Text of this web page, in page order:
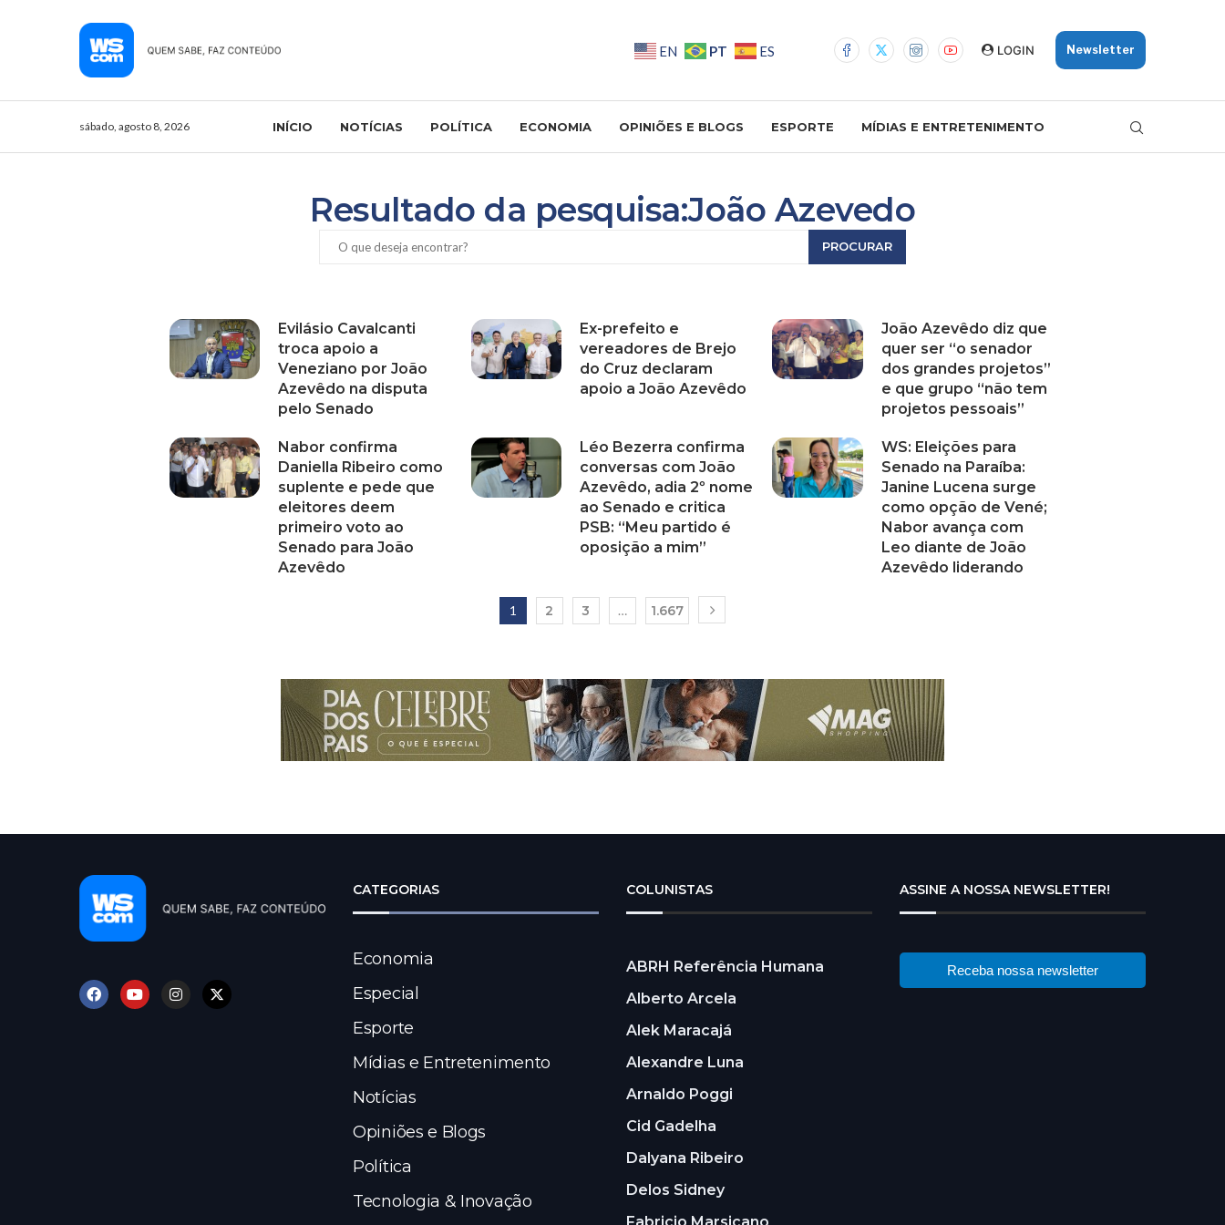
EN PT ES LOGIN Newsletter
sábado, agosto 8, 2026 INÍCIO NOTÍCIAS POLÍTICA ECONOMIA OPINIÕES E BLOGS ESPORTE MÍDIAS E ENTRETENIMENTO
Resultado da pesquisa:João Azevedo
PROCURAR
Evilásio Cavalcanti
troca apoio a
Veneziano por João
Azevêdo na disputa
pelo Senado
Ex-prefeito e
vereadores de Brejo
do Cruz declaram
apoio a João Azevêdo
João Azevêdo diz que
quer ser “o senador
dos grandes projetos”
e que grupo “não tem
projetos pessoais”
Nabor confirma
Daniella Ribeiro como
suplente e pede que
eleitores deem
primeiro voto ao
Senado para João
Azevêdo
Léo Bezerra confirma
conversas com João
Azevêdo, adia 2º nome
ao Senado e critica
PSB: “Meu partido é
oposição a mim”
WS: Eleições para
Senado na Paraíba:
Janine Lucena surge
como opção de Vené;
Nabor avança com
Leo diante de João
Azevêdo liderando
1 2 3 … 1.667
CATEGORIAS
Economia
Especial
Esporte
Mídias e Entretenimento
Notícias
Opiniões e Blogs
Política
Tecnologia & Inovação
COLUNISTAS
ABRH Referência Humana
Alberto Arcela
Alek Maracajá
Alexandre Luna
Arnaldo Poggi
Cid Gadelha
Dalyana Ribeiro
Delos Sidney
ASSINE A NOSSA NEWSLETTER!
Receba nossa newsletter